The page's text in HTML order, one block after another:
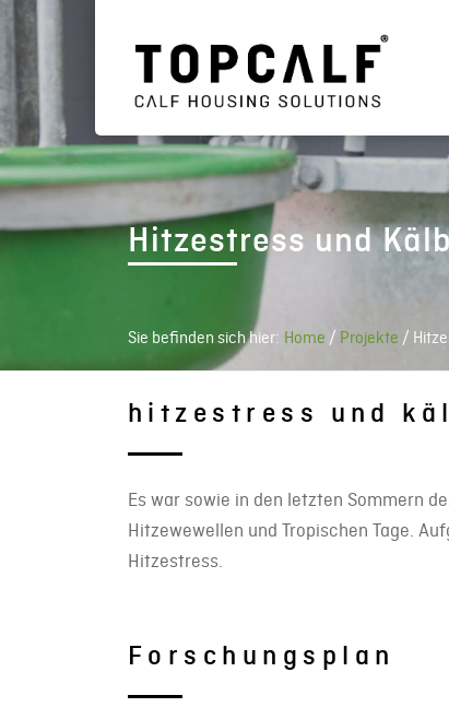
Hitzestress und
Sie befinden sich hier: Home / Projekte /
hitzestress und
Es war sowie in den letzten Sommern
Hitzewewellen und Tropischen Tage.
Hitzestress.
Forschungsplan